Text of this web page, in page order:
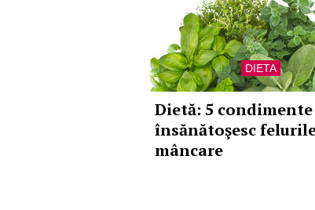
DIETA
Dietă: 5
însănătoşesc
mâncare